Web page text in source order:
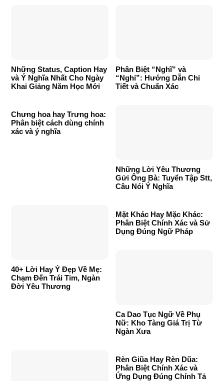
Những Status, Caption Hay
và Ý Nghĩa Nhất Cho Ngày
Khai Giảng Năm Học Mới
Phân Biệt “Nghĩ” và
“Nghỉ”: Hướng Dẫn Chi
Tiết và Chuẩn Xác
Chưng hoa hay Trưng hoa:
Phân biệt cách dùng chính
xác và ý nghĩa
Những Lời Yêu Thương
Gửi Ông Bà: Tuyển Tập Stt,
Câu Nói Ý Nghĩa
40+ Lời Hay Ý Đẹp Về Mẹ:
Chạm Đến Trái Tim, Ngàn
Đời Yêu Thương
Mặt Khác Hay Mặc Khác:
Phân Biệt Chính Xác và Sử
Dụng Đúng Ngữ Pháp
Ca Dao Tục Ngữ Về Phụ
Nữ: Kho Tàng Giá Trị Từ
Ngàn Xưa
Rèn Giũa Hay Rèn Dũa:
Phân Biệt Chính Xác và
Ứng Dụng Đúng Chính Tả